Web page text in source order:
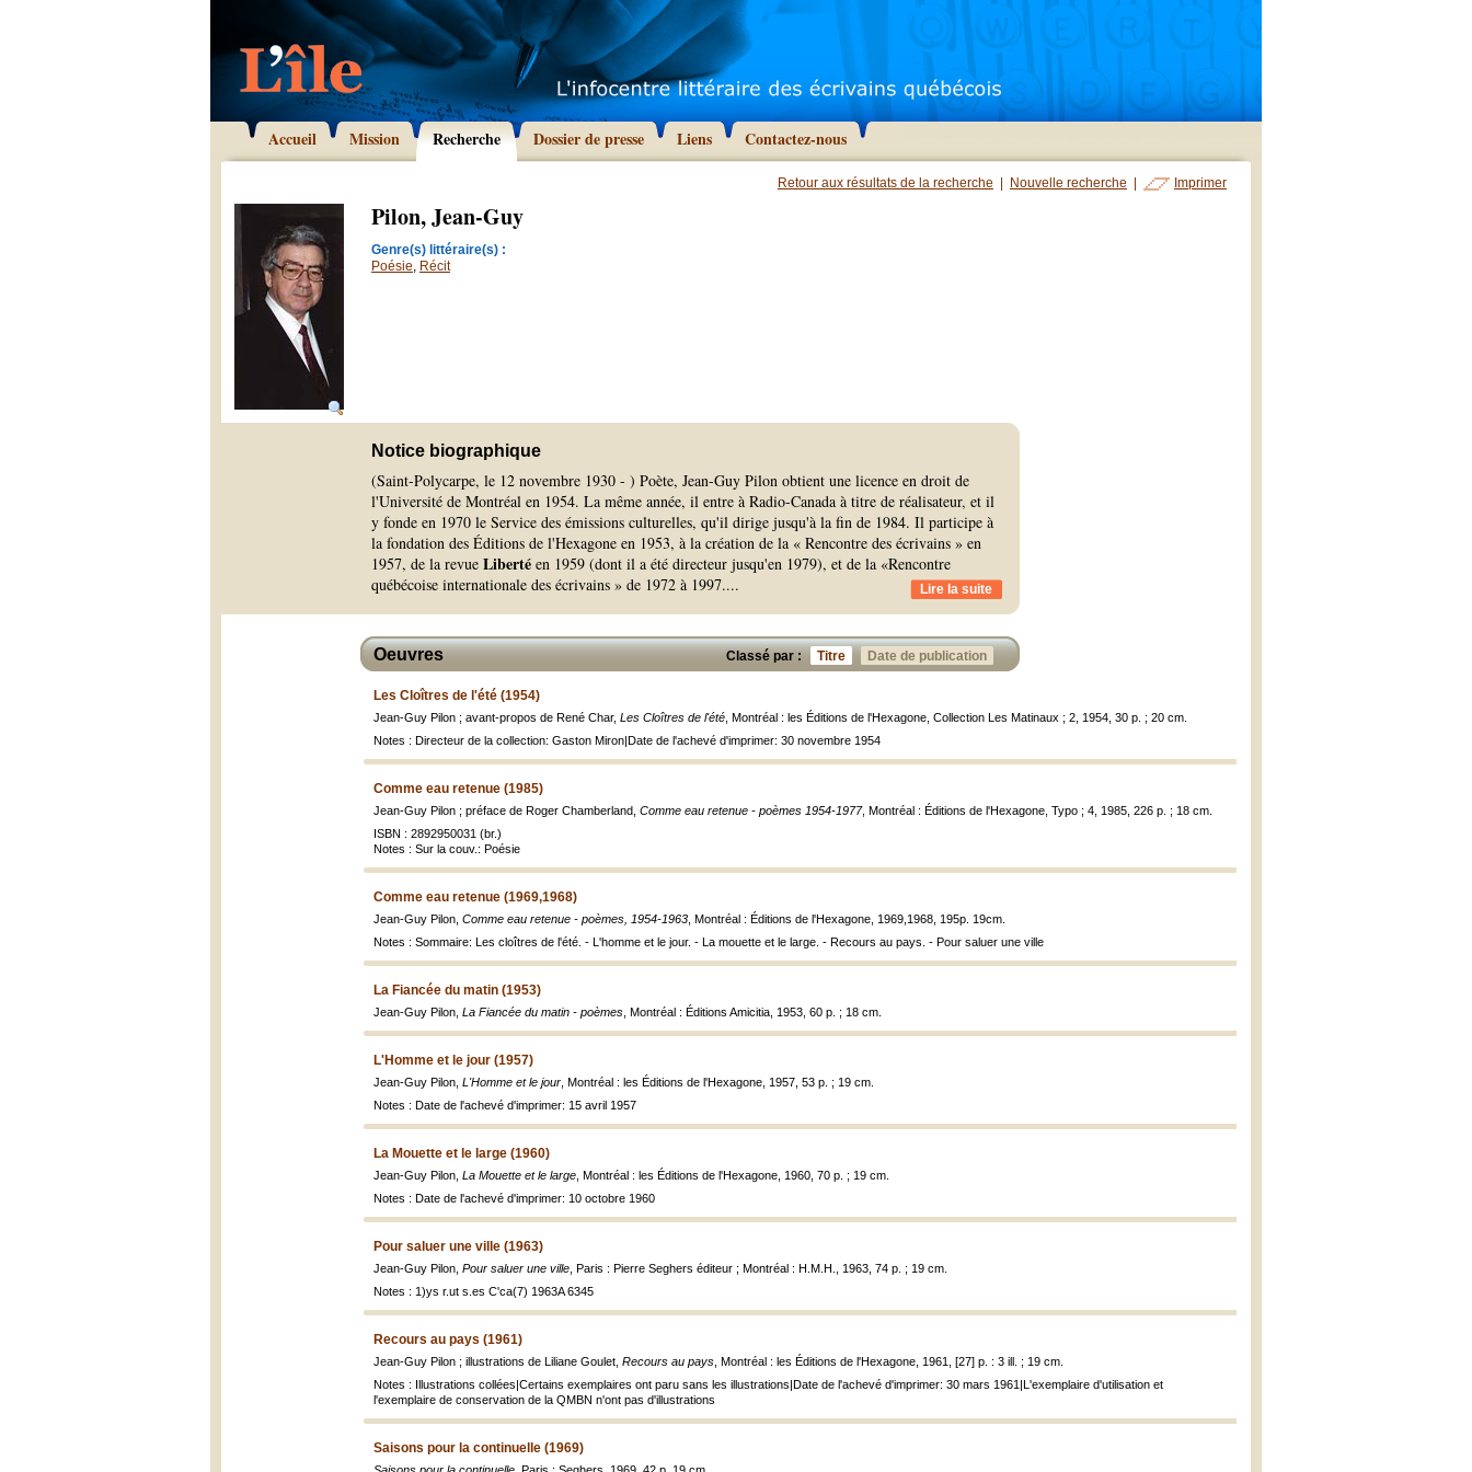
Accueil Mission Recherche Dossier de presse Liens Contactez-nous
Retour aux résultats de la recherche Nouvelle recherche Imprimer
Pilon, Jean-Guy
Genre(s) littéraire(s) :
Poésie, Récit
Notice biographique
(Saint-Polycarpe, le 12 novembre 1930 - ) Poète, Jean-Guy Pilon obtient une licence en droit de
l'Université de Montréal en 1954. La même année, il entre à Radio-Canada à titre de réalisateur, et il
y fonde en 1970 le Service des émissions culturelles, qu'il dirige jusqu'à la fin de 1984. Il participe à
la fondation des Éditions de l'Hexagone en 1953, à la création de la « Rencontre des écrivains » en
1957, de la revue Liberté en 1959 (dont il a été directeur jusqu'en 1979), et de la «Rencontre
québécoise internationale des écrivains » de 1972 à 1997.... Lire la suite
Classé par : Titre Date de publication
Oeuvres
Les Cloîtres de l'été (1954)
Jean-Guy Pilon ; avant-propos de René Char, Les Cloîtres de l'été , Montréal : les Éditions de l'Hexagone, Collection Les Matinaux ; 2, 1954, 30 p. ; 20 cm.
Notes : Directeur de la collection: Gaston Miron|Date de l'achevé d'imprimer: 30 novembre 1954
Comme eau retenue (1985)
Jean-Guy Pilon ; préface de Roger Chamberland, Comme eau retenue - poèmes 1954-1977, Montréal : Éditions de l'Hexagone, Typo ; 4, 1985, 226 p. ; 18 cm.
ISBN : 2892950031 (br.)
Notes : Sur la couv.: Poésie
Comme eau retenue (1969,1968)
Jean-Guy Pilon, Comme eau retenue - poèmes, 1954-1963 , Montréal : Éditions de l'Hexagone, 1969,1968, 195p. 19cm.
Notes : Sommaire: Les cloîtres de l'été. - L'homme et le jour. - La mouette et le large. - Recours au pays. - Pour saluer une ville
La Fiancée du matin (1953)
Jean-Guy Pilon, La Fiancée du matin - poèmes , Montréal : Éditions Amicitia, 1953, 60 p. ; 18 cm.
L'Homme et le jour (1957)
Jean-Guy Pilon, L'Homme et le jour , Montréal : les Éditions de l'Hexagone, 1957, 53 p. ; 19 cm.
Notes : Date de l'achevé d'imprimer: 15 avril 1957
La Mouette et le large (1960)
Jean-Guy Pilon, La Mouette et le large , Montréal : les Éditions de l'Hexagone, 1960, 70 p. ; 19 cm.
Notes : Date de l'achevé d'imprimer: 10 octobre 1960
Pour saluer une ville (1963)
Jean-Guy Pilon, Pour saluer une ville , Paris : Pierre Seghers éditeur ; Montréal : H.M.H., 1963, 74 p. ; 19 cm.
Notes : 1)ys r.ut s.es C'ca(7) 1963A 6345
Recours au pays (1961)
Jean-Guy Pilon ; illustrations de Liliane Goulet, Recours au pays , Montréal : les Éditions de l'Hexagone, 1961, [27] p. : 3 ill. ; 19 cm.
Notes : Illustrations collées|Certains exemplaires ont paru sans les illustrations|Date de l'achevé d'imprimer: 30 mars 1961|L'exemplaire d'utilisation et
l'exemplaire de conservation de la QMBN n'ont pas d'illustrations
Saisons pour la continuelle (1969)